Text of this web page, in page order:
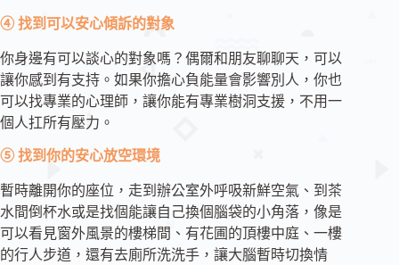
④ 找到可以安心傾訴的對象
你身邊有可以談心的對象嗎？偶爾和朋友聊聊天，可以
讓你感到有支持。如果你擔心負能量會影響別人，你也
可以找專業的心理師，讓你能有專業樹洞支援，不用一
個人扛所有壓力。
⑤ 找到你的安心放空環境
暫時離開你的座位，走到辦公室外呼吸新鮮空氣、到茶
水間倒杯水或是找個能讓自己換個腦袋的小角落，像是
可以看見窗外風景的樓梯間、有花圃的頂樓中庭、一樓
的行人步道，還有去廁所洗洗手，讓大腦暫時切換情